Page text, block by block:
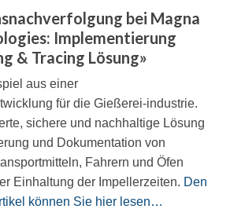
bei Magna
Implementierung
& Tracing Lösung»
aus einer
für die Gießerei-industrie.
sichere und nachhaltige Lösung
und Dokumentation von
Fahrern und Öfen
Einhaltung der Impellerzeiten. Den
können Sie hier lesen…